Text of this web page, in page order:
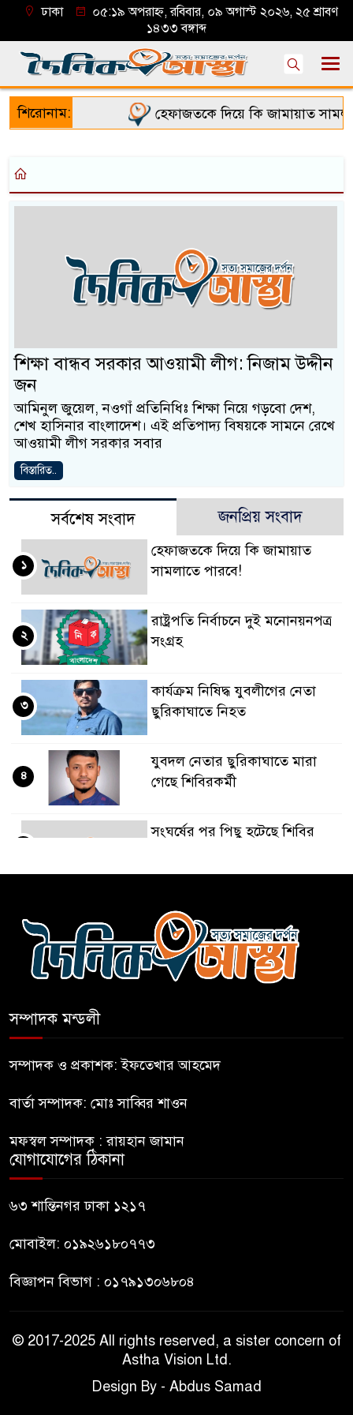
ঢাকা
০৫:১৯ অপরাহ্ন, রবিবার, ০৯ অগাস্ট ২০২৬, ২৫ শ্রাবণ
১৪৩৩ বঙ্গাব্দ
শিরোনাম: হেফাজতকে দিয়ে কি জামায়াত
শিক্ষা বান্ধব সরকার আওয়ামী লীগ: নিজাম উদ্দীন
জন
আমিনুল জুয়েল, নওগাঁ প্রতিনিধিঃ শিক্ষা নিয়ে গড়বো দেশ,
শেখ হাসিনার বাংলাদেশ। এই প্রতিপাদ্য বিষয়কে সামনে রেখে
আওয়ামী লীগ সরকার সবার
বিস্তারিত..
সর্বশেষ সংবাদ জনপ্রিয় সংবাদ
হেফাজতকে দিয়ে কি জামায়াত
সামলাতে পারবে!
১
রাষ্ট্রপতি নির্বাচনে দুই মনোনয়নপত্র
সংগ্রহ
২
কার্যক্রম নিষিদ্ধ যুবলীগের নেতা
ছুরিকাঘাতে নিহত
৩
যুবদল নেতার ছুরিকাঘাতে মারা
গেছে শিবিরকর্মী
৪
সংঘর্ষের পর পিছু হটেছে শিবির
অবস্থানে আছে ছাত্রদল
৬
হযরত শাহজালাল বিমানবন্দরে
কিশোর
ভারত থেকে আসছে ২ দশমিক ৩
মেট্রিক টন টিয়ার শেল
সম্পাদক মন্ডলী
সম্পাদক ও প্রকাশক: ইফতেখার আহমেদ
বার্তা সম্পাদক: মোঃ সাব্বির শাওন
মফস্বল সম্পাদক : রায়হান জামান
যোগাযোগের ঠিকানা
৬৩ শান্তিনগর ঢাকা ১২১৭
মোবাইল: ০১৯২৬১৮০৭৭৩
বিজ্ঞাপন বিভাগ : ০১৭৯১৩০৬৮০৪
© 2017-2025 All rights reserved, a sister concern of
Astha Vision Ltd.
Design By - Abdus Samad